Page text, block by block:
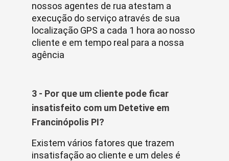
nossos agentes de rua atestam a
execução do serviço através de sua
localização GPS a cada 1 hora ao nosso
cliente e em tempo real para a nossa
agência
3 - Por que um cliente pode ficar
insatisfeito com um Detetive em
Francinópolis PI?
Existem vários fatores que trazem
insatisfação ao cliente e um deles é